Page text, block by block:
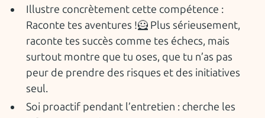
Illustre concrètement cette compétence :
Raconte tes aventures !🦸 Plus sérieusement,
raconte tes succès comme tes échecs, mais
surtout montre que tu oses, que tu n’as pas
peur de prendre des risques et des initiatives
seul.
Soi proactif pendant l’entretien : cherche les